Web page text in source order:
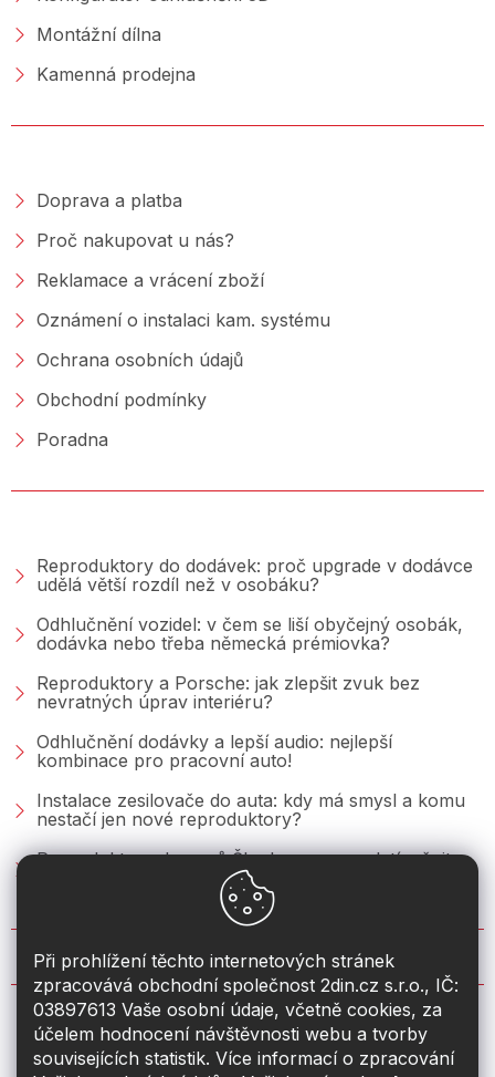
Při prohlížení těchto internetových stránek
zpracovává obchodní společnost 2din.cz s.r.o., IČ:
03897613 Vaše osobní údaje, včetně cookies, za
účelem hodnocení návštěvnosti webu a tvorby
souvisejících statistik. Více informací o zpracování
Montážní dílna
Kamenná prodejna
Doprava a platba
Proč nakupovat u nás?
Reklamace a vrácení zboží
Oznámení o instalaci kam. systému
Ochrana osobních údajů
Obchodní podmínky
Poradna
Reproduktory do dodávek: proč upgrade v dodávce
udělá větší rozdíl než v osobáku?
Odhlučnění vozidel: v čem se liší obyčejný osobák,
dodávka nebo třeba německá prémiovka?
Reproduktory a Porsche: jak zlepšit zvuk bez
nevratných úprav interiéru?
Odhlučnění dodávky a lepší audio: nejlepší
kombinace pro pracovní auto!
Instalace zesilovače do auta: kdy má smysl a komu
nestačí jen nové reproduktory?
Reproduktory do vozů Škoda: co se vyplatí měnit u
Fabie, Octavie a Superbu?
KONTAKT
info@2din.cz